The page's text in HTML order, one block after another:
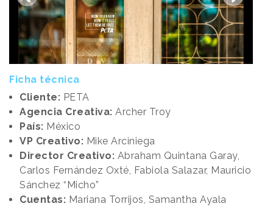
Ficha técnica
Cliente: PETA
Agencia Creativa: Archer Troy
País: México
VP Creativo: Mike Arciniega
Director Creativo: Abraham Quintana Garay,
Carlos Fernández Oxté, Fabiola Salazar, Mauricio
Sánchez “Micho”
Cuentas: Mariana Torrijos, Samantha Ayala